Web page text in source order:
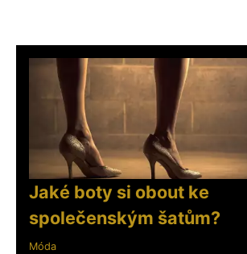
Jaké boty si obout ke
společenským šatům?
Móda